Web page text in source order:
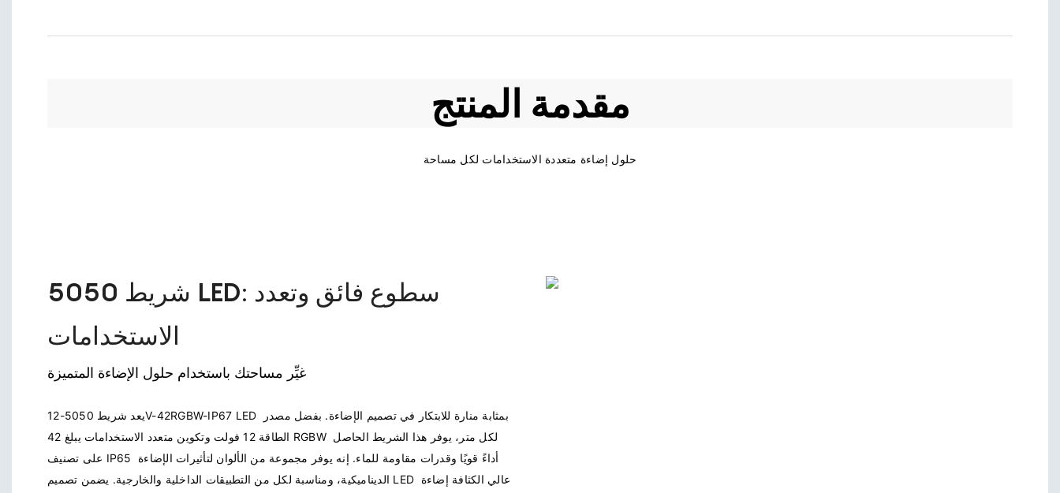
مقدمة المنتج
شريط 5050 LED: سطوع فائق وتعدد
غيِّر مساحتك باستخدام حلول الإضاءة المتميزة
يعد شريط 5050-12V-42RGBW-IP67 LED بمثابة منارة للابتكار في تصميم الإضاءة. بفضل مصدر
الطاقة 12 فولت وتكوين متعدد الاستخدامات يبلغ 42 RGBW لكل متر، يوفر هذا الشريط الحاصل
على تصنيف IP65 أداءً قويًا وقدرات مقاومة للماء. إنه يوفر مجموعة من الألوان لتأثيرات الإضاءة
الديناميكية، ومناسبة لكل من التطبيقات الداخلية والخارجية. يضمن تصميم LED عالي الكثافة إضاءة